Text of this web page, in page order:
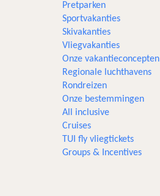
Pretparken
Sportvakanties
Skivakanties
Vliegvakanties
Onze vakantieconcepten
Regionale luchthavens
Rondreizen
Onze bestemmingen
All inclusive
Cruises
TUI fly vliegtickets
Groups & Incentives